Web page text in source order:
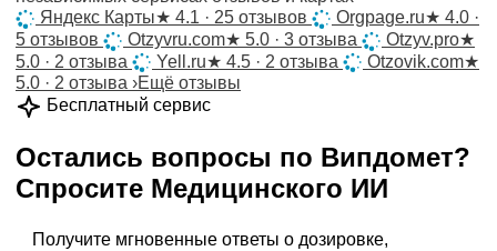
Яндекс Карты★ 4.1 · 25 отзывов Orgpage.ru★ 4.0 ·
5 отзывов
Otzyvru.com★ 5.0 · 3 отзыва Otzyv.pro★
5.0 · 2 отзыва
Yell.ru★ 4.5 · 2 отзыва Otzovik.com★
5.0 · 2 отзыва ›Ещё отзывы
Бесплатный сервис
Остались вопросы по Випдомет?
Спросите Медицинского ИИ
Получите мгновенные ответы о дозировке,